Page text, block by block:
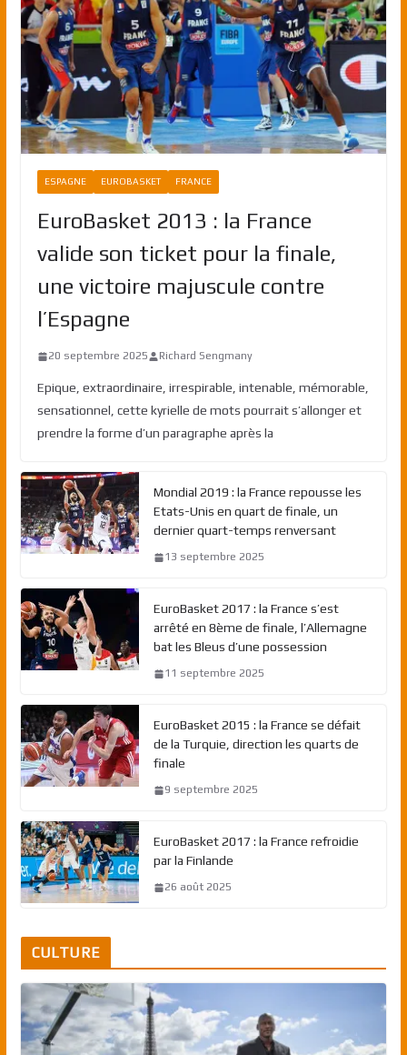
ESPAGNE EUROBASKET FRANCE
EuroBasket 2013 : la France
valide son ticket pour la finale,
une victoire majuscule contre
l’Espagne
20 septembre 2025 Richard Sengmany
Epique, extraordinaire, irrespirable, intenable, mémorable,
sensationnel, cette kyrielle de mots pourrait s’allonger et
prendre la forme d’un paragraphe après la
Mondial 2019 : la France repousse les
Etats-Unis en quart de finale, un
dernier quart-temps renversant
13 septembre 2025
EuroBasket 2017 : la France s’est
arrêté en 8ème de finale, l’Allemagne
bat les Bleus d’une possession
11 septembre 2025
EuroBasket 2015 : la France se défait
de la Turquie, direction les quarts de
finale
9 septembre 2025
EuroBasket 2017 : la France refroidie
par la Finlande
26 août 2025
CULTURE